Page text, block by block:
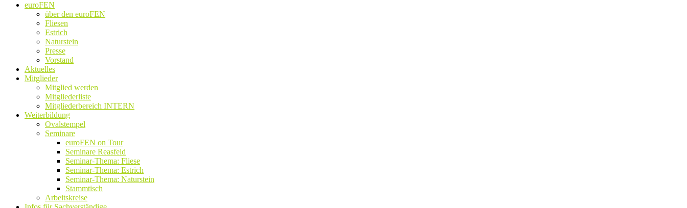
euroFEN
über den euroFEN
Fliesen
Estrich
Naturstein
Presse
Vorstand
Aktuelles
Mitglieder
Mitglied werden
Mitgliederliste
Mitgliederbereich INTERN
Weiterbildung
Ovalstempel
Seminare
euroFEN on Tour
Seminare Reasfeld
Seminar-Thema: Fliese
Seminar-Thema: Estrich
Seminar-Thema: Naturstein
Stammtisch
Arbeitskreise